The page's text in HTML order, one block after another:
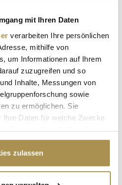
mit Ihren Daten
verarbeiten Ihre persönlichen
mithilfe von
um Informationen auf Ihrem
zuzugreifen und so
Inhalte, Messungen von
sowie
zu ermöglichen. Sie
Ihre Daten für welche Zwecke
Klicken auf das Privacy
widerrufen
zulassen